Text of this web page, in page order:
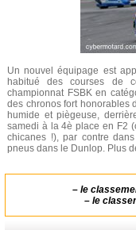
Un nouvel équipage est
habitué des courses de
championnat FSBK en
des chronos fort honorables
humide et piègeuse,
samedi à la 4è place en F2
chicanes !), par contre
pneus dans le Dunlop. Plus
– le
– le